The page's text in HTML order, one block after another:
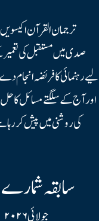
ترجمان القرآن اکیسویں
صدی میں مستقبل کی
لیے رہنمائی کا فریضہ انجام
اور آج کے سلگتے مسائل کا
کی روشنی میں پیش کر رہا
سابقہ شمارے
جولائی ۲۰۲۶